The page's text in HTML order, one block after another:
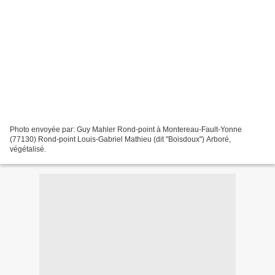
Photo envoyée par: Guy Mahler Rond-point à Montereau-Fault-Yonne
(77130) Rond-point Louis-Gabriel Mathieu (dit "Boisdoux") Arboré,
végétalisé.